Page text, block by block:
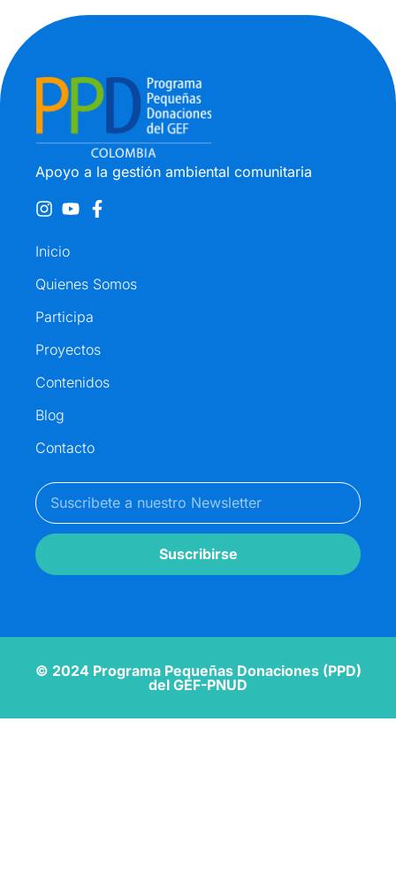
Apoyo a la gestión ambiental comunitaria
Inicio
Quienes Somos
Participa
Proyectos
Contenidos
Blog
Contacto
Suscribirse
© 2024 Programa Pequeñas Donaciones (PPD)
del GEF-PNUD